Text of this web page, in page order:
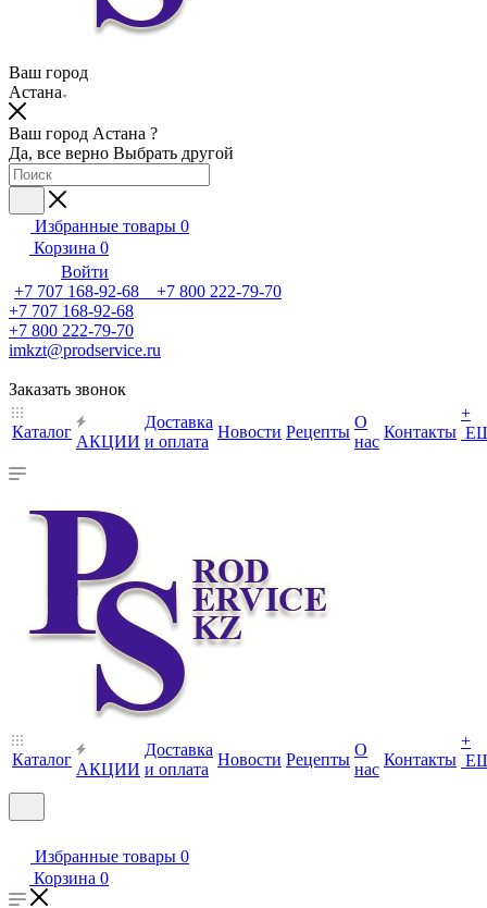
Ваш город
Астана
Ваш город Астана ?
Да, все верно Выбрать другой
Избранные товары 0
Корзина 0
Войти
+7 707 168-92-68 +7 800 222-79-70
+7 707 168-92-68
+7 800 222-79-70
imkzt@prodservice.ru
Заказать звонок
Каталог
АКЦИИ
Доставка
и оплата
Новости Рецепты
О
нас
Контакты
+
Каталог
АКЦИИ
Доставка
и оплата
Новости Рецепты
О
нас
Контакты
+
Избранные товары 0
Корзина 0